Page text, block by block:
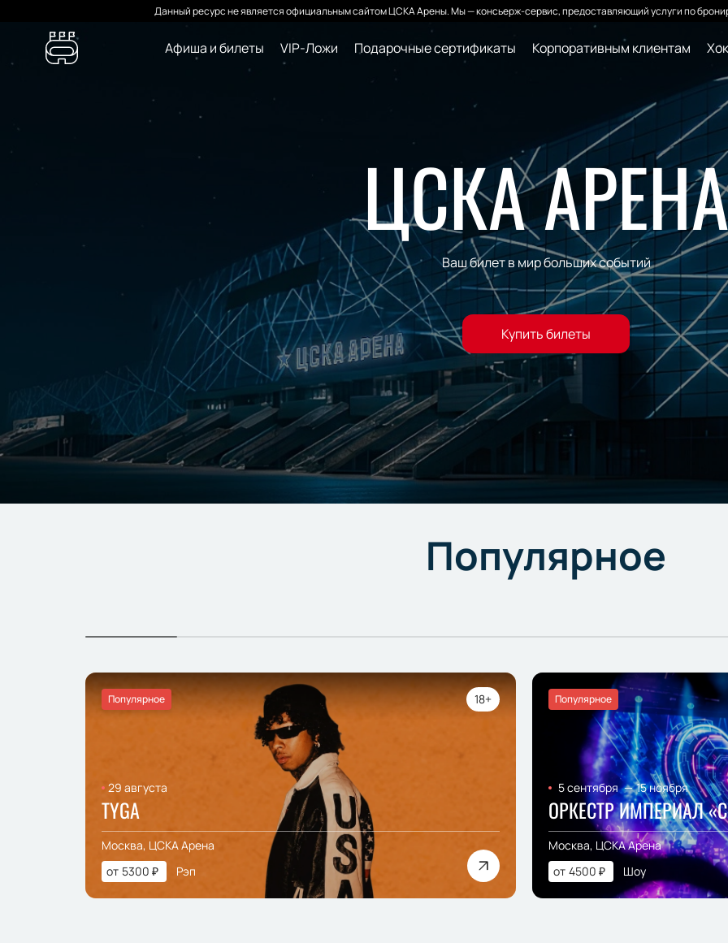
Данный ресурс не является официальным сайтом ЦСКА Арены. Мы — консьерж-сервис, предоставляющий услуги по
Афиша и билеты VIP-Ложи Подарочные сертификаты Корпоративным клиентам
ЦСКА АРЕНА
Ваш билет в мир больших событий
Купить билеты
Популярное
Популярное 18+
29 августа
TYGA
Москва, ЦСКА Арена
от 5300 ₽ Рэп
Популярное
5 сентября — 15 ноября
ОРКЕСТР ИМПЕРИАЛ
Москва, ЦСКА Арена
от 4500 ₽ Шоу